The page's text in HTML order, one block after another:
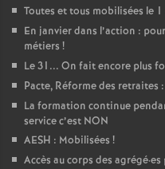
Toutes et tous mobilisées le 1
En janvier dans l’action :
métiers !
Le 31... On fait encore plus
Pacte, Réforme des retraites
La formation continue
service c’est NON
AESH : Mobilisées !
Accès au corps des agrégé·es